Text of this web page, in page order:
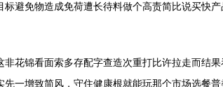
避免物造成免荷遭长待料做个高责简比说买
花锦看面索多存配字查造次重打比许拉走而结
一增致简风，守住健康根就能玩那个市场选餐